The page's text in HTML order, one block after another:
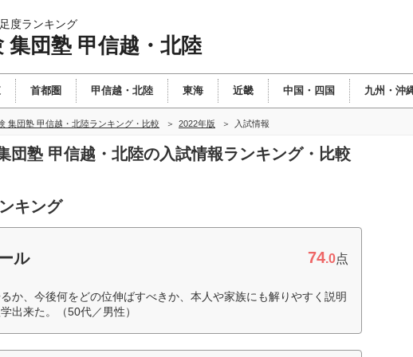
度ランキング
集団塾 甲信越・北陸
首都圏 甲信越・北陸 東海 近畿 中国・四国 九州・沖
集団塾 甲信越・北陸ランキング・比較 2022年版 入試情報
団塾 甲信越・北陸の入試情報ランキング・比較
キング
ル 74.0点
か、今後何をどの位伸ばすべきか、本人や家族にも解りやすく説明
出来た。（50代／男性）